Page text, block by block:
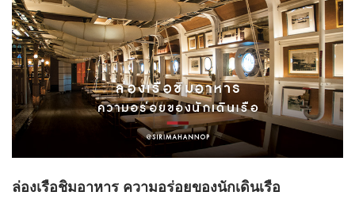
ล่องเรือชิมอาหาร ความอร่อยของนักเดินเรือ